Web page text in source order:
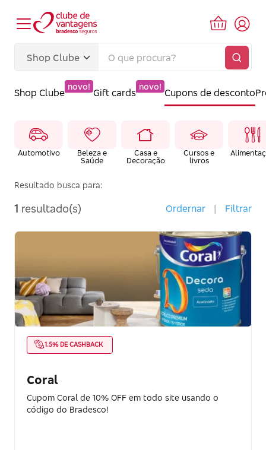
Shop Clube
novo!
Gift cards
novo!
Cupons de desconto
Automotivo
Beleza e
Saúde
Casa e
Decoração
Cursos e
livros
Resultado busca para:
1 resultado(s) Ordernar | Filtrar
1.5% DE CASHBACK
Coral
Cupom Coral de 10% OFF em todo site usando o
código do Bradesco!